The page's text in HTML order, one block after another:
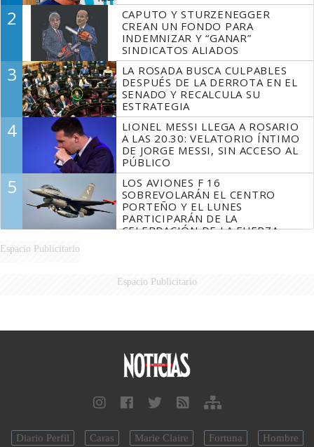
2
CAPUTO Y STURZENEGGER
CREAN UN FONDO PARA
INDEMNIZAR Y “GANAR”
SINDICATOS ALIADOS
3
LA ROSADA BUSCA CULPABLES
DESPUÉS DE LA DERROTA EN EL
SENADO Y RECALCULA SU
ESTRATEGIA
4
LIONEL MESSI LLEGA A ROSARIO
A LAS 20.30: VELATORIO ÍNTIMO
DE JORGE MESSI, SIN ACCESO AL
PÚBLICO
5
LOS AVIONES F 16
SOBREVOLARÁN EL CENTRO
PORTEÑO Y EL LUNES
PARTICIPARÁN DE LA
CELEBRACIÓN DE LA FUERZA
Espacio Publicitario
Espacio Publicitario
Diario Perfil Caras Marie Claire Fortuna
Hombre